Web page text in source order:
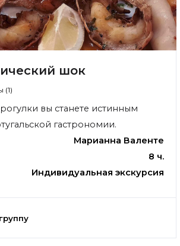
шок
(1)
вы станете истинным
гастрономии.
Марианна Валенте
8 ч.
Индивидуальная экскурсия